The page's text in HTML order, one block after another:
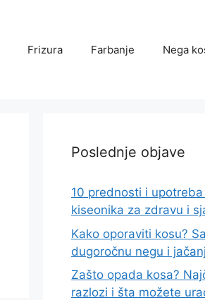
Frizura Farbanje Nega
Poslednje objave
10 prednosti i
kiseonika za zdravu i
Kako oporaviti kosu?
dugoročnu negu i
Zašto opada kosa?
razlozi i šta možete